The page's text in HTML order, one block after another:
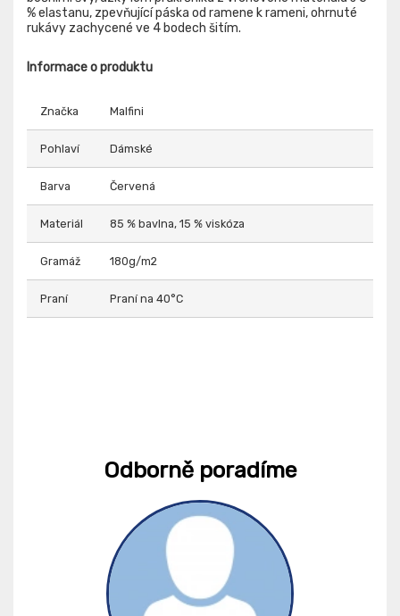
% elastanu, zpevňující páska od ramene k rameni, ohrnuté
rukávy zachycené ve 4 bodech šitím.
Informace o produktu
Značka Malfini
Pohlaví Dámské
Barva Červená
Materiál 85 % bavlna, 15 % viskóza
Gramáž 180g/m2
Praní Praní na 40°C
Odborně poradíme